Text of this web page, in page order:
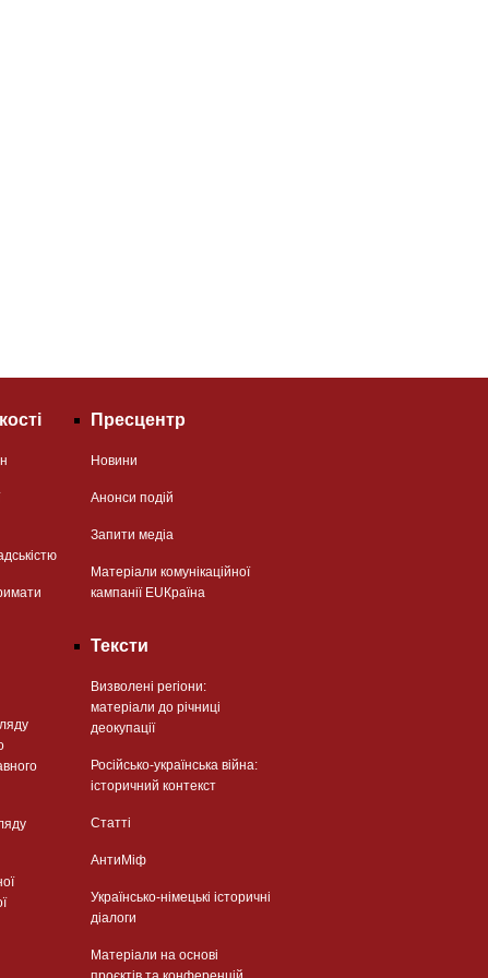
Пресцентр
Новини
Анонси подій
Запити медіа
Матеріали комунікаційної
кампанії EUКраїна
Тексти
Визволені регіони:
матеріали до річниці
деокупації
Російсько-українська війна:
історичний контекст
Статті
АнтиМіф
Українсько-німецькі історичні
діалоги
Матеріали на основі